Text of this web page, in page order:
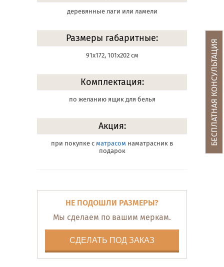
деревянные лаги или ламели
Размеры габаритные:
91х172, 101х202 см
Комплектация:
по желанию ящик для белья
Акция:
при покупке с матрасом наматрасник в
подарок
НЕ ПОДОШЛИ РАЗМЕРЫ?
Мы сделаем по вашим меркам.
СДЕЛАТЬ ПОД ЗАКАЗ
БЕСПЛАТНАЯ КОНСУЛЬТАЦИЯ